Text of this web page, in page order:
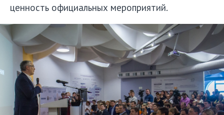
ценность официальных мероприятий.